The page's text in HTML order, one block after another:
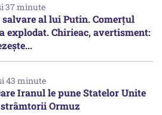
37 minute
al lui Putin. Comerțul
explodat. Chirieac, avertisment:
43 minute
Iranul le pune Statelor Unite
Ormuz